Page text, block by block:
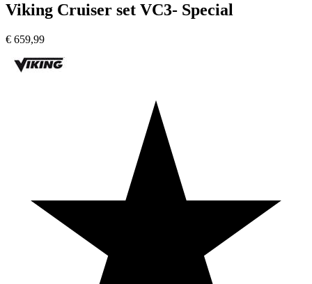
Viking Cruiser set VC3- Special
€ 659,99